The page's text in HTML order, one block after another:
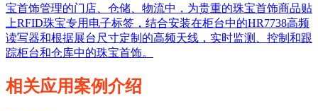
宝首饰管理的门店、仓储、物流中，为贵重的珠宝首饰商品贴
上RFID珠宝专用电子标签，结合安装在柜台中的HR7738高频
读写器和根据展台尺寸定制的高频天线，实时监测、控制和跟
踪柜台和仓库中的珠宝首饰。
相关应用案例介绍